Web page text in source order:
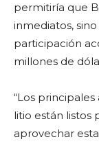
permitiría que
inmediatos,
participación
millones de
“Los
litio están listos
aprovechar